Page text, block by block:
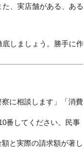
、実店舗がある、ある
しましょう。勝手に作
に相談します」「消費
番してください。民事
と実際の請求額が著し